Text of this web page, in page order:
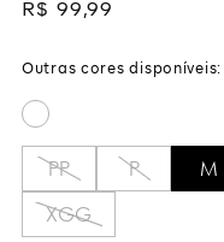
R$ 99,99
PP P M
XGG